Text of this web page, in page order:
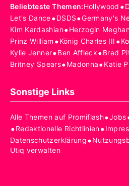
Beliebteste Themen:Hollywood •
Let's Dance•DSDS•Germany's
Kim Kardashian•Herzogin
Prinz William •König Charles III •
Kylie Jenner•Ben Affleck•Brad
Britney Spears•Madonna•Katie
Sonstige Links
Alle Themen auf Promiflash•Jobs
•Redaktionelle Richtlinien•
Datenschutzerklärung•
Utiq verwalten